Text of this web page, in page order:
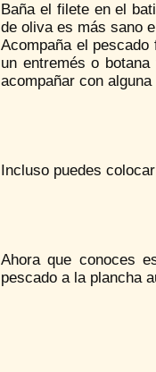
Baña el filete en el
de oliva es más sano
Acompaña el
un entremés o
acompañar con
Incluso puedes
Ahora que conoces
pescado a la plancha